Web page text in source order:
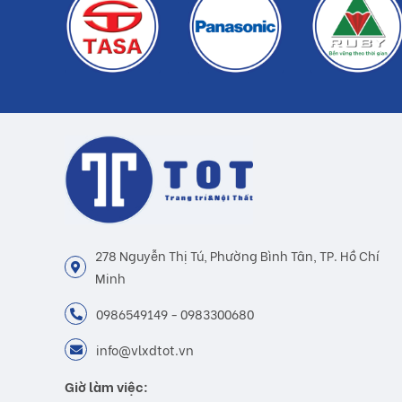
278 Nguyễn Thị Tú, Phường Bình Tân, TP. Hồ Chí
Minh
0986549149 - 0983300680
info@vlxdtot.vn
Giờ làm việc: